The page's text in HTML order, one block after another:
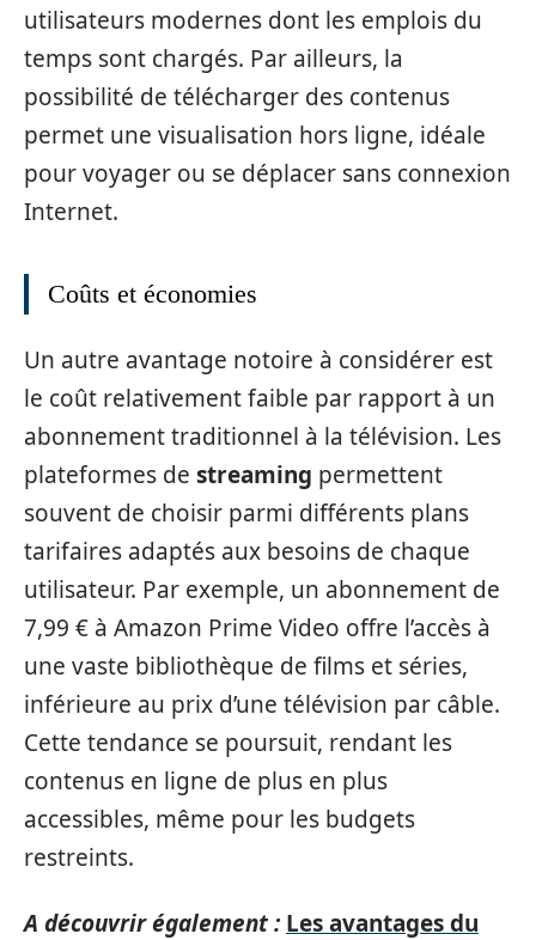
utilisateurs modernes dont les emplois du
temps sont chargés. Par ailleurs, la
possibilité de télécharger des contenus
permet une visualisation hors ligne, idéale
pour voyager ou se déplacer sans connexion
Internet.
Coûts et économies
Un autre avantage notoire à considérer est
le coût relativement faible par rapport à un
abonnement traditionnel à la télévision. Les
plateformes de streaming permettent
souvent de choisir parmi différents plans
tarifaires adaptés aux besoins de chaque
utilisateur. Par exemple, un abonnement de
7,99 € à Amazon Prime Video offre l’accès à
une vaste bibliothèque de films et séries,
inférieure au prix d’une télévision par câble.
Cette tendance se poursuit, rendant les
contenus en ligne de plus en plus
accessibles, même pour les budgets
restreints.
A découvrir également : Les avantages du